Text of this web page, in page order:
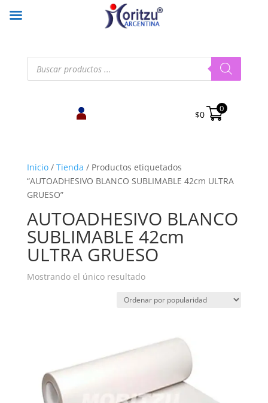
Búsqueda
productos
$0
0
Inicio/ Tienda / Productos etiquetados
“AUTOADHESIVO BLANCO SUBLIMABLE 42cm ULTRA
GRUESO”
AUTOADHESIVO BLANCO
SUBLIMABLE 42cm
ULTRA GRUESO
Mostrando el único resultado